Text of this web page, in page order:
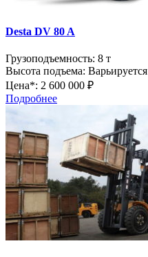
Desta DV 80 A
Грузоподъемность: 8 т
Высота подъема: Варьируется
Цена*: 2 600 000 ₽
Подробнее